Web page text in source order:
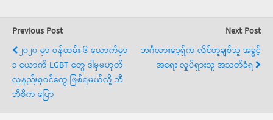
Previous Post
၂၀၂၀ မှာ ဝန်ထမ်း ၆ ယောက်မှာ
၁ ယောက် LGBT တွေ ဒါမှမဟုတ်
လူနည်းစုဝင်တွေ ဖြစ်ရမယ်လို့ ဘီ
ဘီစီက ပြော
Next Post
ဘင်္ဂလားဒေ့ရှ်က လိင်တူချစ်သူ အခွင့်
အရေး လှုပ်ရှားသူ အသတ်ခံရ